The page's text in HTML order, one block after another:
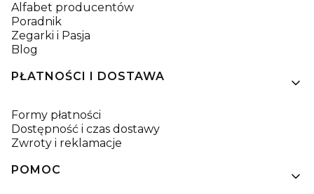
Alfabet producentów
Poradnik
Zegarki i Pasja
Blog
PŁATNOŚCI I DOSTAWA
Formy płatności
Dostępność i czas dostawy
Zwroty i reklamacje
POMOC